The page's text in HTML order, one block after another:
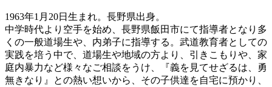
1963年1月20日生まれ。長野県出身。
中学時代より空手を始め、長野県飯田市にて指導者となり多
くの一般道場生や、内弟子に指導する。武道教育者としての
実践を培う中で、道場生や地域の方より、引きこもりや、家
庭内暴力など様々なご相談をうけ、『義を見てせざるは、勇
無きなり』との熱い想いから、その子供達を自宅に預かり、